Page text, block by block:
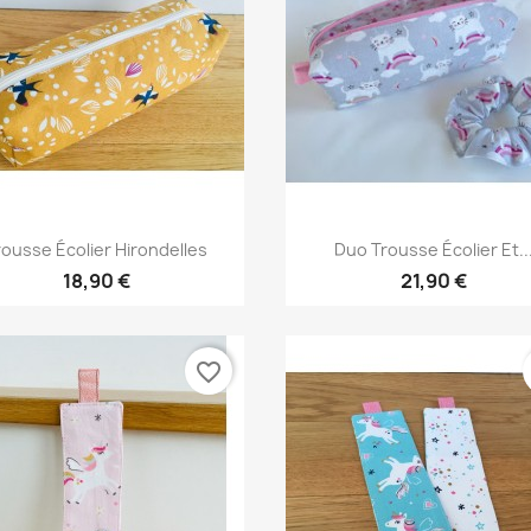
Aperçu rapide
Écolier Hirondelles
18,90 €
Aperçu rapide
Duo Trousse Écolier
21,90 €
favorite_border